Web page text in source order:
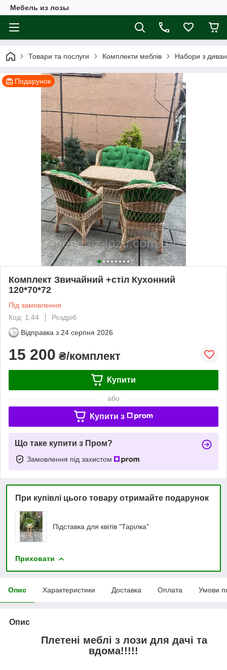
Мебель из лозы
Товари та послуги Комплекти меблів Набори з
Подарунок
Комплект Звичайний +стіл Кухонний
120*70*72
Під замовлення
Код: 1,44
Роздріб
Відправка з 24 серпня 2026
15 200 ₴/комплект
Купити
або
Купити з
Що таке купити з Пром?
Замовлення під захистом
При купівлі цього товару отримайте подарунок
Підставка для квітів "Тарілка"
Приховати
Опис Характеристики Доставка Оплата Умови
Опис
Плетені меблі з лози для дачі та
вдома!!!!!